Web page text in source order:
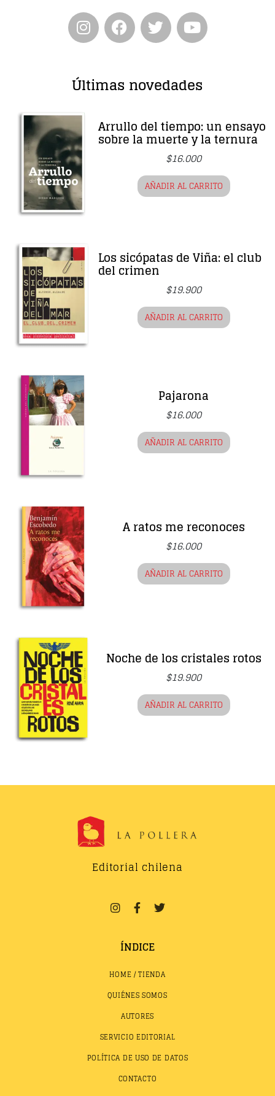
Últimas novedades
Arrullo del tiempo: un ensayo
sobre la muerte y la ternura
$16.000
AÑADIR AL CARRITO
Los sicópatas de Viña: el club
del crimen
$19.900
AÑADIR AL CARRITO
Pajarona
$16.000
AÑADIR AL CARRITO
A ratos me reconoces
$16.000
AÑADIR AL CARRITO
Noche de los cristales rotos
$19.900
AÑADIR AL CARRITO
Editorial chilena
ÍNDICE
HOME / TIENDA
QUIÉNES SOMOS
AUTORES
SERVICIO EDITORIAL
POLÍTICA DE USO DE DATOS
CONTACTO